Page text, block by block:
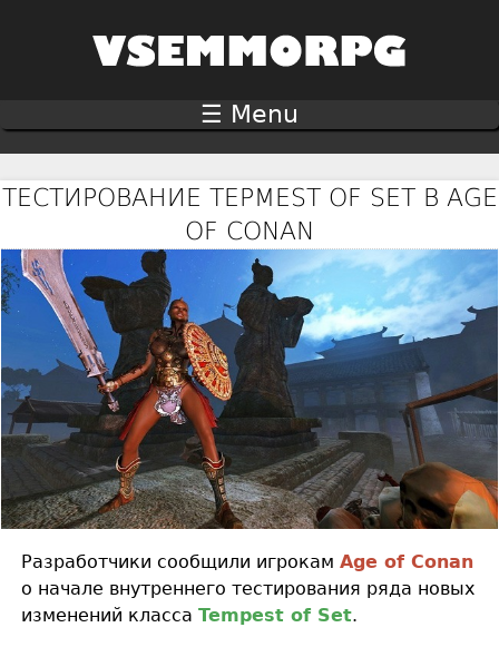
ТЕСТИРОВАНИЕ TEPMEST OF SET В AGE
OF CONAN
Разработчики сообщили игрокам Age of Conan
о начале внутреннего тестирования ряда новых
изменений класса Tempest of Set.
☰ Menu